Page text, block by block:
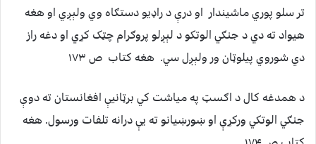
تر سلو پوري ماشیندار او درې د راډیو دستګاه وي ولېږي او هغه
هیواد ته دي د جنګي الوتکو د لېږلو پروګرام چټک کړي او دغه راز
دي شوروي پیلوټان ور ولېږل سي. هغه کتاب ص ۱۷۳
د همدغه کال د اګسټ په میاشت کي برټانیې افغانستان ته دوې
جنګي الوتکي ورکړې او ښورښیانو ته یې درانه تلفات ورسول. هغه